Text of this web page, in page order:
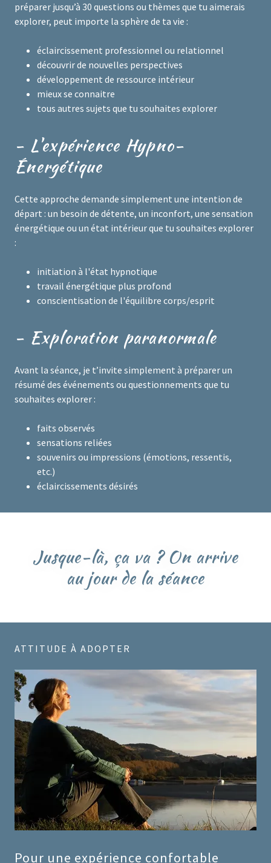
préparer jusqu’à 30 questions ou thèmes que tu aimerais
explorer, peut importe la sphère de ta vie :
éclaircissement professionnel ou relationnel
découvrir de nouvelles perspectives
développement de ressource intérieur
mieux se connaitre
tous autres sujets que tu souhaites explorer
- L'expérience Hypno-
Énergétique
Cette approche demande simplement une intention de
départ : un besoin de détente, un inconfort, une sensation
énergétique ou un état intérieur que tu souhaites explorer
:
initiation à l'état hypnotique
travail énergétique plus profond
conscientisation de l'équilibre corps/esprit
- Exploration paranormale
Avant la séance, je t’invite simplement à préparer un
résumé des événements ou questionnements que tu
souhaites explorer :
faits observés
sensations reliées
souvenirs ou impressions (émotions, ressentis,
etc.)
éclaircissements désirés
Jusque-là, ça va ? On arrive
au jour de la séance
ATTITUDE À ADOPTER
Pour une expérience confortable